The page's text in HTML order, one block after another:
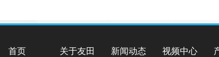
首页 关于友田 新闻动态 视频中心